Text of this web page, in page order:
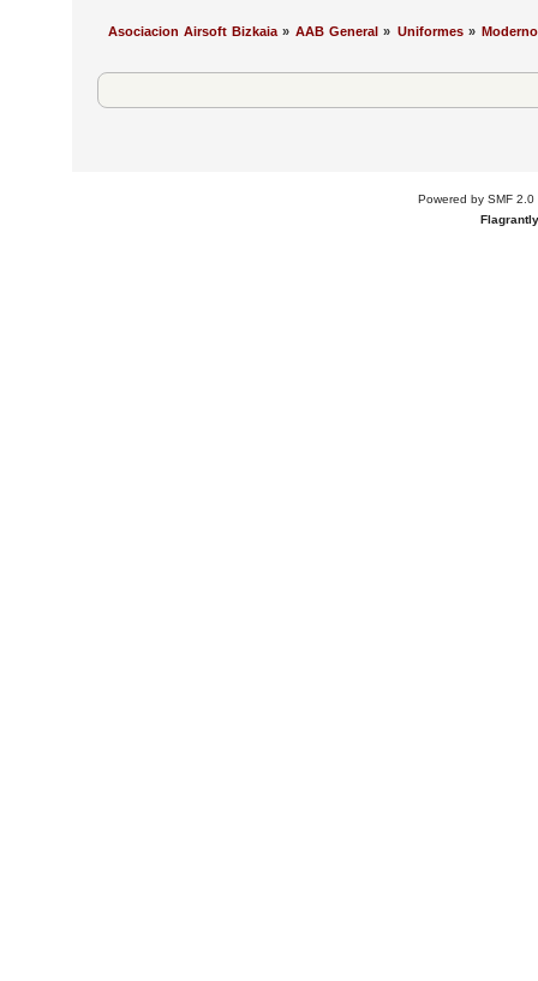
Asociacion Airsoft Bizkaia» AAB General » Uniformes» Moderno
Powered by SMF 2.0
Flagrantly